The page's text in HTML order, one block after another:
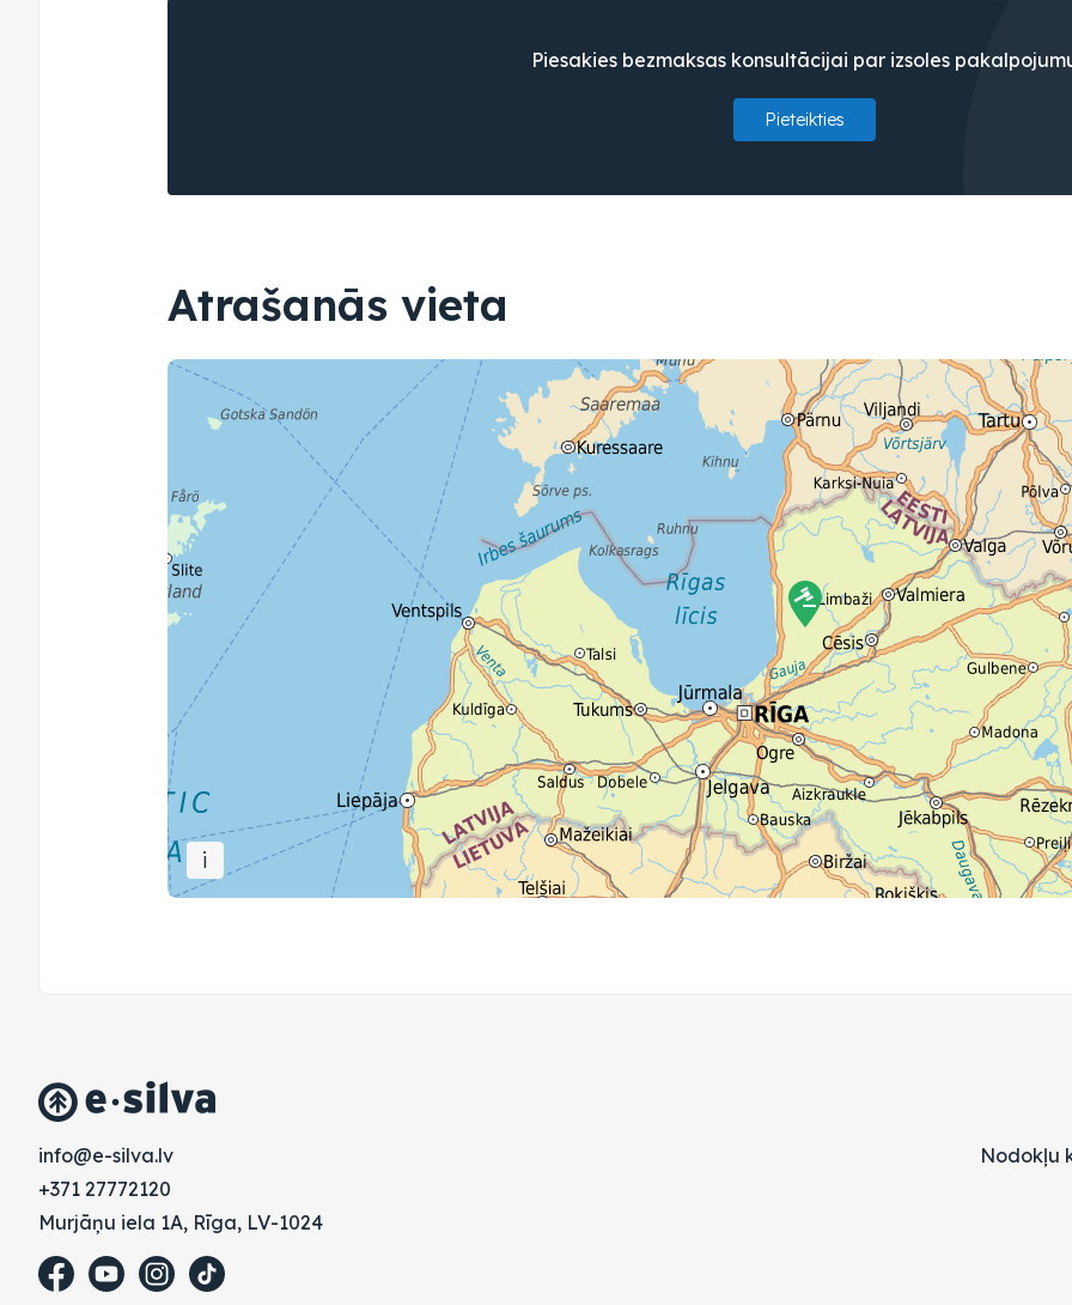
Piesakies bezmaksas konsultācijai par izsoles
Pieteikties
Atrašanās vieta
i
vl.avlis-e@ofni
+371 27772120
Murjāņu iela 1A, Rīga, LV-1024
Nodokļu